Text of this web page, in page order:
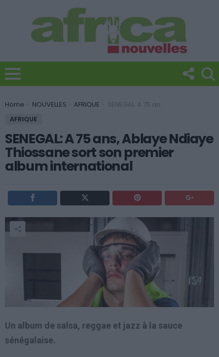
You are here:
Home NOUVELLES AFRIQUE
SENEGAL: A 75 ans, Ablaye Ndiaye Thiossane sort son premier album international
AFRIQUE
SENEGAL: A 75 ans, Ablaye Ndiaye
Thiossane sort son premier
album international
Un album de salsa, reggae et jazz à la sauce
sénégalaise.